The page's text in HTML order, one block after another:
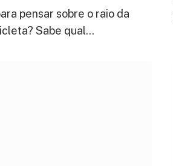
pensar sobre o raio da
Sabe qual…